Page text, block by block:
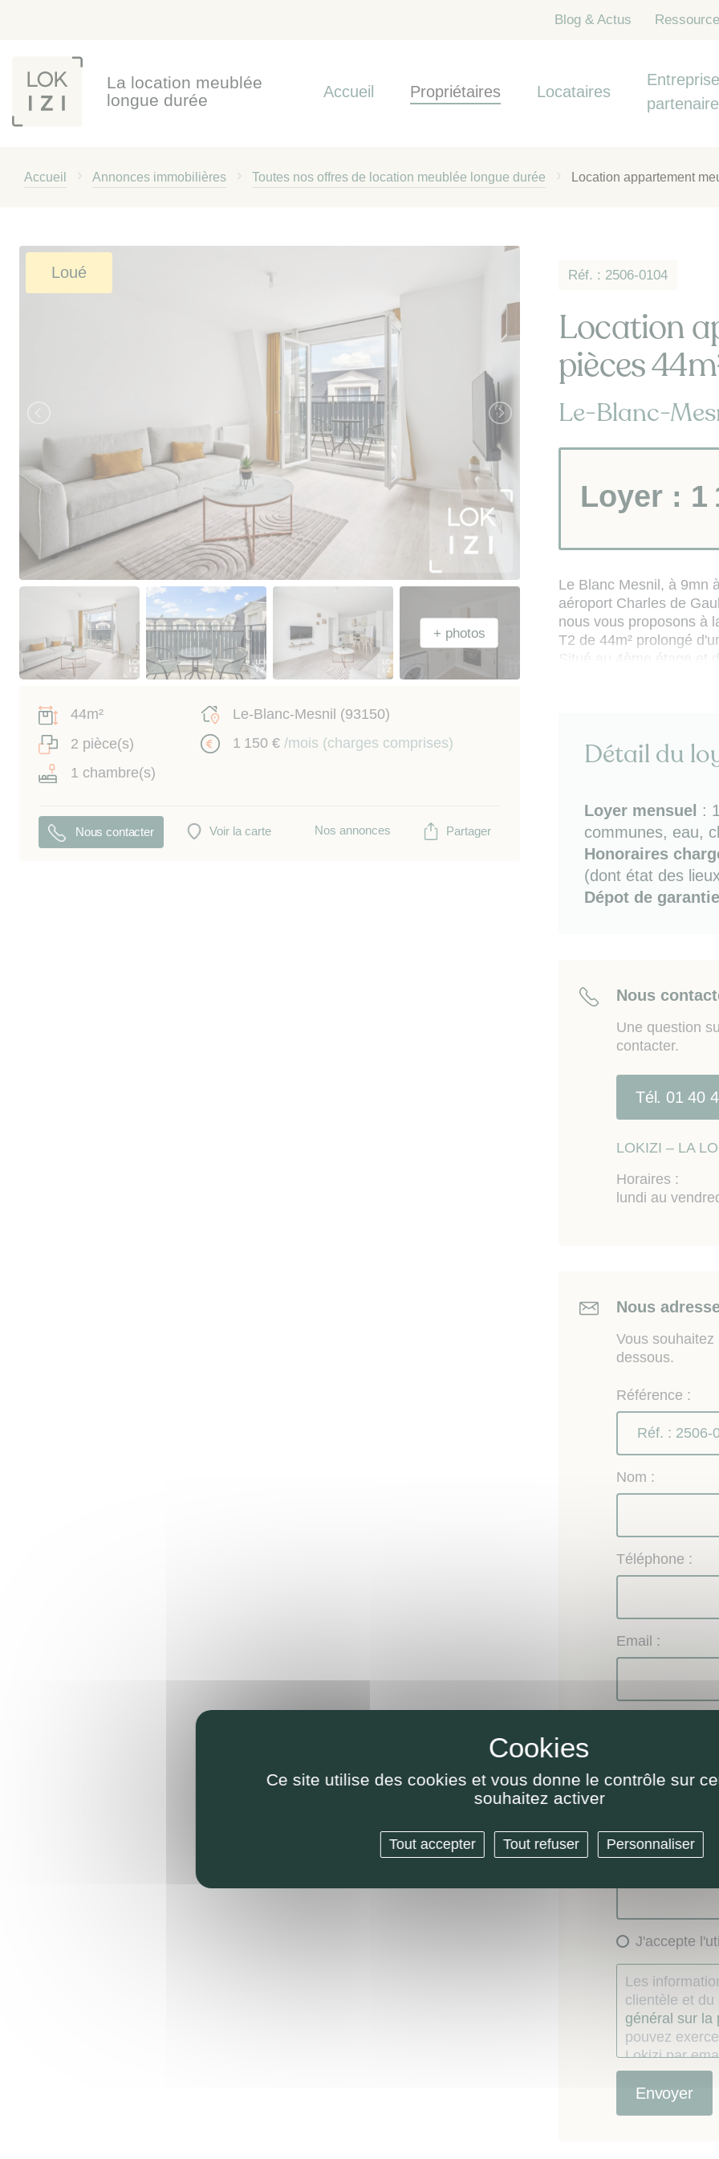
Blog & Actus
La location meublée
longue durée
Accueil Propriétaires Locataires
Accueil Annonces immobilières Toutes nos offres de location meublée longue durée Location appartement
Loué
44m²
2 pièce(s)
1 chambre(s)
Le-Blanc-Mesnil (93150)
1 150 € /mois (charges comprises)
Nous contacter Voir la carte Nos annonces Partager
Réf. : 2506-0104
Location
pièces
Le-Blanc-
Loyer : 1
Le Blanc Mesnil, à 9mn
aéroport Charles de
nous vous proposons à
T2 de 44m² prolongé
Situé au 4ème étage et
- séjour ouvert sur
vaisselle)
- chambre avec lit
- balcon avec mobilier
Bon à savoir :
fibre /
(couette + oreillers) /
Sur place ou à
Les informations sur
disponibLes sur le site
Détail du
Loyer mensuel :
communes, eau,
Honoraires
(dont état des
Dépot de garantie
Nous
Une question
contacter.
Tél. 01 40
LOKIZI – LA
Horaires :
lundi au
Nous
Vous
dessous.
Référence :
Nom :
Téléphone :
Email :
Autre
J'accepte
Les
clientèle et
général sur la
pouvez
Lokizi par
consentement.
Le
étés
Ce site utilise des cookies et vous donne le contrôle sur
souhaitez activer
Tout accepter Tout refuser Personnaliser